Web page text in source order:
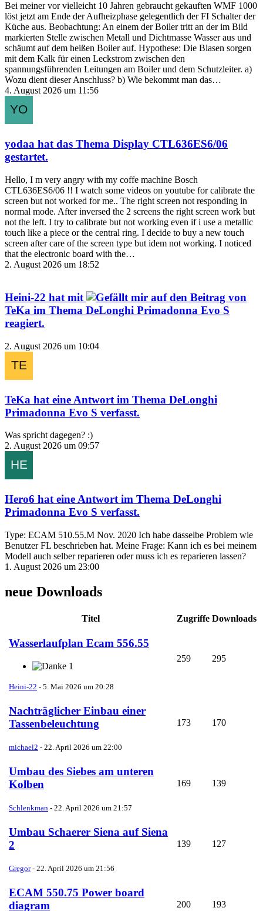
Bei meiner vor vielleicht 10 Jahren gebraucht gekauften WMF 1000
löst jetzt am Ende der Aufheizphase gelegentlich der FI Schalter der
Küche aus. Beobachtung: An einem der Boiler tritt an der im Bild
markierten Stelle zwischen Metall und Dichtmasse Wasser aus und
schäumt auf dem heißen Boiler auf. Hypothese: Die Blasen sorgen
mit dem Kalk für einen Leckstrom zwischen den
spannungsführenden Leitungen am Boiler und dem Schutzleiter. a)
Wozu dient dieser Anschluss? b) Wie bekommt man das…
4. August 2026 um 11:56
yodaa hat das Thema Display CTL636ES6/06
gestartet.
Hello, I m very angry with my coffe machine Bosch
CTL636ES6/06 !! I watch some videos on youtube for calibrate the
screen but not worked for me.. The right screen not responding in
normal mode. After inversed the 2 screens the right screen work but
not the left. I try to calibrate but not working even if i use a metallic
touch like a piece or the central ring. I decide to buy a new touch
screen after care of the screen type but idem not working. I noticed
that the electronic board with the…
2. August 2026 um 18:52
Heini-22 hat mit
auf den Beitrag von
TeKa im Thema DeLonghi Primadonna Evo S
reagiert.
2. August 2026 um 10:04
TeKa hat eine Antwort im Thema DeLonghi
Primadonna Evo S verfasst.
Was spricht dagegen? :)
2. August 2026 um 09:57
Hero6 hat eine Antwort im Thema DeLonghi
Primadonna Evo S verfasst.
Type: ECAM 510.55.M Nov. 2020 Ich habe dasselbe Problem wie
Benutzer FL beschrieben hat. Meine Frage: Kann ich es bei meinem
Modell auch selber reparieren oder muss ich es reparieren lassen?
1. August 2026 um 23:00
neue Downloads
Titel Zugriffe Downloads
Wasserlaufplan Ecam 556.55
1
Heini-22 - 5. Mai 2026 um 20:28
259 295
Nachträglicher Einbau einer
Tassenbeleuchtung
michael2 - 22. April 2026 um 22:00
173 170
Umbau des Siebes am unteren
Kolben
Schlenkman - 22. April 2026 um 21:57
169 139
Umbau Schaerer Siena auf Siena
2
Gregor- 22. April 2026 um 21:56
139 127
ECAM 550.75 Power board
diagram
200 193